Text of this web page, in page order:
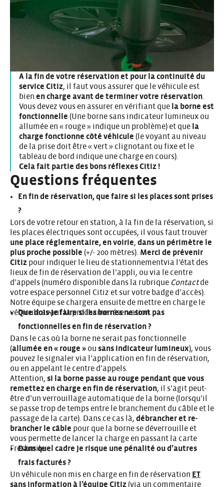
A la fin de votre réservation et pour la continuité du
service Citiz, il faut vous assurer que le véhicule est
bien en charge avant de terminer votre réservation.
Vous devez vous en assurer en vérifiant que la borne est
fonctionnelle (Une borne sans indicateur lumineux ou
allumée en « rouge » indique un problème) et que la
charge fonctionne côté véhicule (le voyant au niveau
de la prise doit être « vert » clignotant ou fixe et le
tableau de bord indique une charge en cours).
Cela fait partie des bons réflexes Citiz !
Questions fréquentes
En fin de réservation, que faire si les places sont prises
?
Lors de votre retour en station, à la fin de la réservation, si
les places électriques sont occupées, il vous faut trouver
une place réglementaire, en voirie, dans un périmètre le
plus proche possible (+/- 200 mètres). Merci de prévenir
Citiz pour indiquer le lieu de stationnementvia l’état des
lieux de fin de réservation de l’appli, ou via le centre
d’appels (numéro disponible dans la rubrique Contactde
votre espace personnel Citiz et sur votre badge d’accès).
Notre équipe se chargera ensuite de mettre en charge le
véhicule avant la prochaine réservation.
Que dois-je faire si les bornes ne sont pas
fonctionnelles en fin de réservation ?
Dans le cas où la borne ne serait pas fonctionnelle
(allumée en « rouge » ou sans indicateur lumineux), vous
pouvez le signaler via l’application en fin de réservation,
ou en appelant le centre d’appels.
Attention, si la borne passe au rouge pendant que vous
remettez en charge en fin de réservation, il s’agit peut-
être d’un verrouillage automatique de la borne (lorsqu’il
se passe trop de temps entre le branchement du câble et le
passage de la carte). Dans ce cas là, débrancher et re-
brancher le câble pour que la borne se déverrouille et
vous permette de lancer la charge en passant la carte
Freshmile.
Dans quel cadre je risque une pénalité ou d’autres
frais facturés ?
Un véhicule non mis en charge en fin de réservation ET
sans information à l’équipe Citiz(via un commentaire